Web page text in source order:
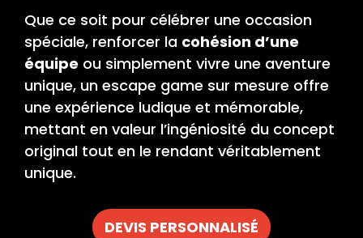
Que ce soit pour célébrer une occasion
spéciale, renforcer la cohésion d’une
équipe ou simplement vivre une aventure
unique, un escape game sur mesure offre
une expérience ludique et mémorable,
mettant en valeur l’ingéniosité du concept
original tout en le rendant véritablement
unique.
DEVIS PERSONNALISÉ